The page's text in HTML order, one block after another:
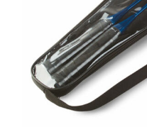
Matrozentassen
Reizen
Reisbekers
Opbergtasjes